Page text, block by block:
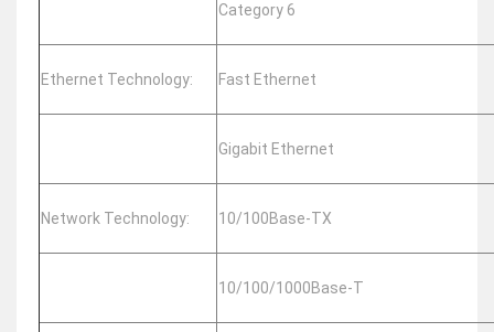
Category 6
Ethernet Technology: Fast Ethernet
Gigabit Ethernet
Network Technology: 10/100Base-TX
10/100/1000Base-T